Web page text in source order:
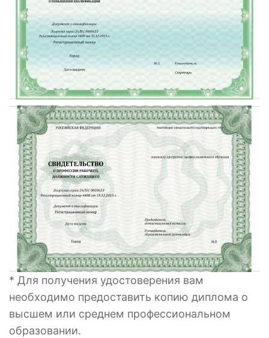
* Для получения удостоверения вам
необходимо предоставить копию диплома о
высшем или среднем профессиональном
образовании.